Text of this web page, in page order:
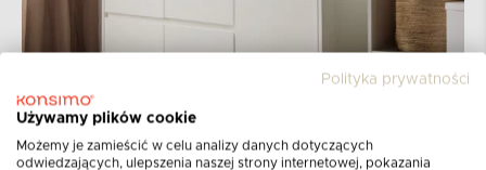
Polityka prywatności
Używamy plików cookie
Możemy je zamieścić w celu analizy danych dotyczących
odwiedzających, ulepszenia naszej strony internetowej, pokazania